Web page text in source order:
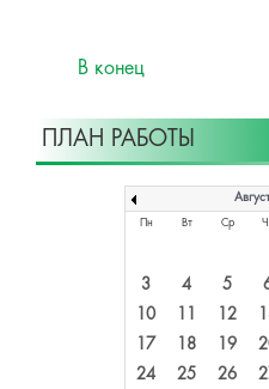
В конец
ПЛАН РАБОТЫ
Пн Вт Ср
3
4 5
10
11 12
17
18 19
24
25 26